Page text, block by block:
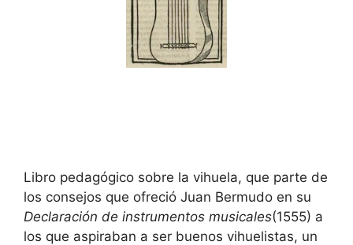
Libro pedagógico sobre la vihuela, que parte de
los consejos que ofreció Juan Bermudo en su
Declaración de instrumentos musicales(1555) a
los que aspiraban a ser buenos vihuelistas, un